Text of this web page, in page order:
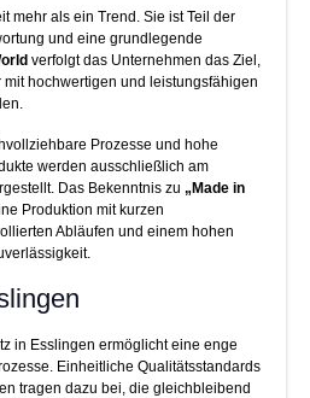
mehr als ein Trend. Sie ist Teil der
und eine grundlegende
verfolgt das Unternehmen das Ziel,
hochwertigen und leistungsfähigen
Prozesse und hohe
werden ausschließlich am
Das Bekenntnis zu „Made in
Produktion mit kurzen
Abläufen und einem hohen
in Esslingen ermöglicht eine enge
Einheitliche Qualitätsstandards
tragen dazu bei, die gleichbleibend